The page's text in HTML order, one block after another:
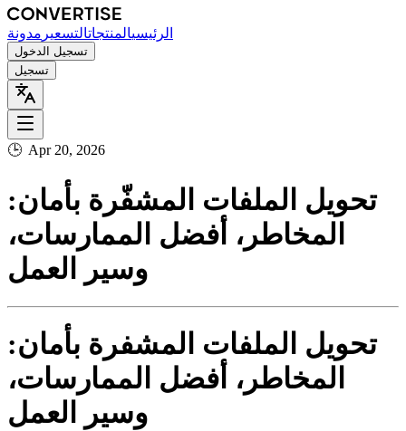
الرئيسيالمنتجاتالتسعير مدونة
تسجيل الدخول
تسجيل
🕒 Apr 20, 2026
تحويل الملفات المشفّرة بأمان:
المخاطر، أفضل الممارسات،
وسير العمل
تحويل الملفات المشفرة بأمان:
المخاطر، أفضل الممارسات،
وسير العمل